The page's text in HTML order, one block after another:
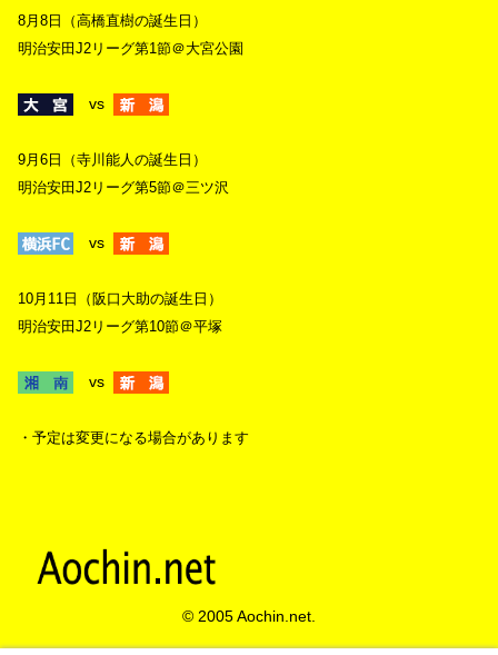
8月8日（高橋直樹の誕生日）
明治安田J2リーグ第1節＠大宮公園
vs
9月6日（寺川能人の誕生日）
明治安田J2リーグ第5節＠三ツ沢
vs
10月11日（阪口大助の誕生日）
明治安田J2リーグ第10節＠平塚
vs
・予定は変更になる場合があります
© 2005 Aochin.net.